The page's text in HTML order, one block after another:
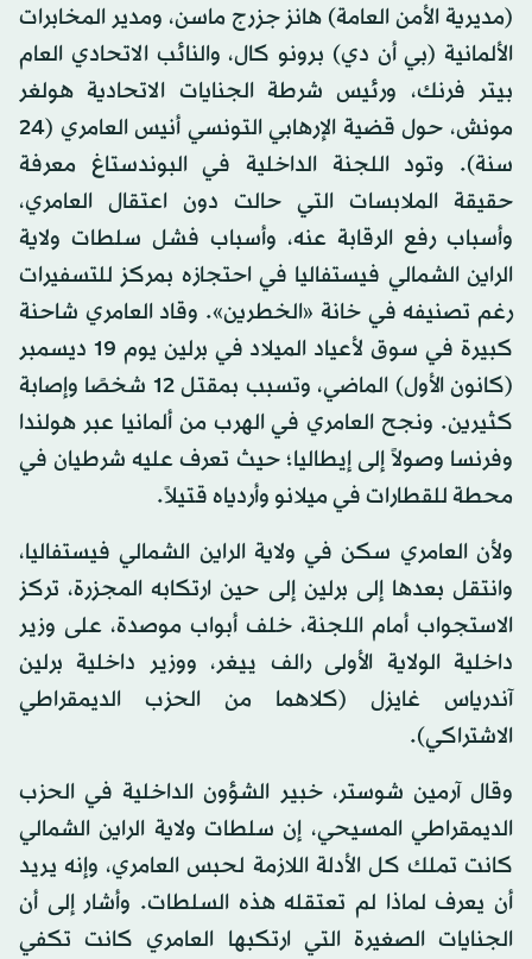
(مديرية الأمن العامة) هانز جزرج ماسن، ومدير المخابرات
الألمانية (بي أن دي) برونو كال، والنائب الاتحادي العام
بيتر فرنك، ورئيس شرطة الجنايات الاتحادية هولغر
مونش، حول قضية الإرهابي التونسي أنيس العامري (24
سنة). وتود اللجنة الداخلية في البوندستاغ معرفة
حقيقة الملابسات التي حالت دون اعتقال العامري،
وأسباب رفع الرقابة عنه، وأسباب فشل سلطات ولاية
الراين الشمالي فيستفاليا في احتجازه بمركز للتسفيرات
رغم تصنيفه في خانة «الخطرين». وقاد العامري شاحنة
كبيرة في سوق لأعياد الميلاد في برلين يوم 19 ديسمبر
(كانون الأول) الماضي، وتسبب بمقتل 12 شخصًا وإصابة
كثيرين. ونجح العامري في الهرب من ألمانيا عبر هولندا
وفرنسا وصولاً إلى إيطاليا؛ حيث تعرف عليه شرطيان في
محطة للقطارات في ميلانو وأردياه قتيلاً.
ولأن العامري سكن في ولاية الراين الشمالي فيستفاليا،
وانتقل بعدها إلى برلين إلى حين ارتكابه المجزرة، تركز
الاستجواب أمام اللجنة، خلف أبواب موصدة، على وزير
داخلية الولاية الأولى رالف ييغر، ووزير داخلية برلين
آندرياس غايزل (كلاهما من الحزب الديمقراطي
الاشتراكي).
وقال آرمين شوستر، خبير الشؤون الداخلية في الحزب
الديمقراطي المسيحي، إن سلطات ولاية الراين الشمالي
كانت تملك كل الأدلة اللازمة لحبس العامري، وإنه يريد
أن يعرف لماذا لم تعتقله هذه السلطات. وأشار إلى أن
الجنايات الصغيرة التي ارتكبها العامري كانت تكفي